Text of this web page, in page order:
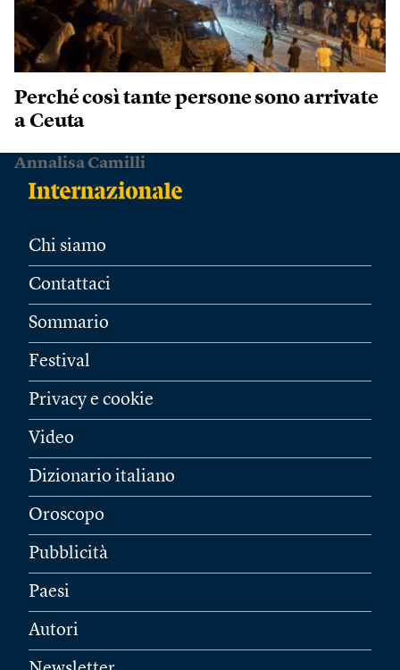
Perché così tante persone sono arrivate
a Ceuta
Annalisa Camilli
Chi siamo
Contattaci
Sommario
Festival
Privacy e cookie
Video
Dizionario italiano
Oroscopo
Pubblicità
Paesi
Autori